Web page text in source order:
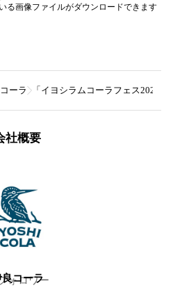
る画像ファイルがダウンロードできます
ーラ 「イヨシラムコーラフェス2023
社概要
良コーラ
ォロワー